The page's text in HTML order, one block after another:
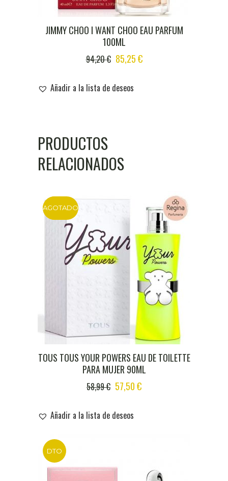
JIMMY CHOO I WANT CHOO EAU PARFUM
100ML
94,20€ ORIGINAL
WAS:
94,20 €.
85,25€CURRENT
Añadir a la lista de deseos
PRODUCTOS
RELACIONADOS
DTO
AGOTADO
TOUS TOUS YOUR POWERS EAU DE TOILETTE
PARA MUJER 90ML
58,99€ ORIGINAL
WAS:
58,99 €.
57,50€CURRENT
Añadir a la lista de deseos
DTO